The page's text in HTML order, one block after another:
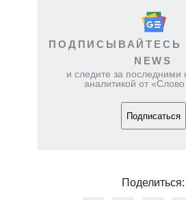
ПОДПИСЫВАЙТЕСЬ
NEWS
и следите за последними
аналитикой от
Подписаться
Поделиться: